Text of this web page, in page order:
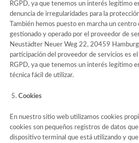
RGPD, ya que tenemos un interés legítimo
denuncia de irregularidades para la
También hemos puesto en marcha un
gestionado y operado por el proveedor de
Neustädter Neuer Weg 22, 20459
participación del proveedor de servicios es
RGPD, ya que tenemos un interés legítimo
técnica fácil de utilizar.
Cookies
En nuestro sitio web utilizamos cookies
cookies son pequeños registros de datos que
dispositivo terminal que está utilizando y que